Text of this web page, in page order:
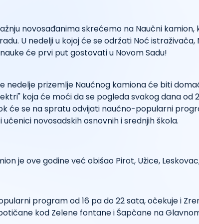
novosađanima skrećemo na Naučni kamion,
U nedelji u kojoj će se održati Noć
će prvi put gostovati u Novom Sadu!
nedelje prizemlje Naučnog kamiona će biti
koja će moći da se pogleda svakog dana od
će se na spratu odvijati naučno-popularni
učenici novosadskih osnovnih i srednjih škola.
je ove godine već obišao Pirot, Užice,
program od 16 pa do 22 sata, očekuje i
kod Zelene fontane i Šapčane na